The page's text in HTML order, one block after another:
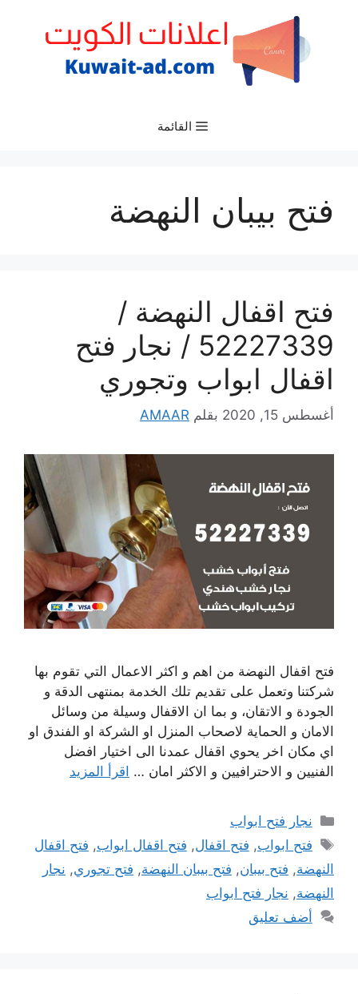
القائمة
فتح بيبان النهضة
فتح اقفال النهضة /
52227339 / نجار فتح
اقفال ابواب وتجوري
أغسطس 15, 2020 بقلم AMAAR
فتح اقفال النهضة من اهم و اكثر الاعمال التي تقوم بها
شركتنا وتعمل على تقديم تلك الخدمة بمنتهى الدقة و
الجودة و الاتقان، و بما ان الاقفال وسيلة من وسائل
الامان و الحماية لاصحاب المنزل او الشركة او الفندق او
اي مكان اخر يحوي اقفال عمدنا الى اختيار افضل
الفنيين و الاحترافيين و الاكثر امان … اقرأ المزيد
التصنيفات
نجار فتح ابواب
الوسوم
فتح ابواب, فتح اقفال, فتح اقفال ابواب, فتح اقفال
النهضة, فتح بيبان, فتح بيبان النهضة, فتح تجوري, نجار
النهضة, نجار فتح ابواب
أضف تعليق